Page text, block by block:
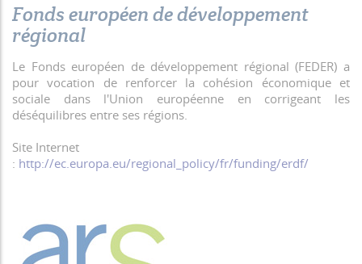
Fonds européen de développement
régional
Le Fonds européen de développement régional (FEDER) a
pour vocation de renforcer la cohésion économique et
sociale dans l'Union européenne en corrigeant les
déséquilibres entre ses régions.
Site Internet
: http://ec.europa.eu/regional_policy/fr/funding/erdf/